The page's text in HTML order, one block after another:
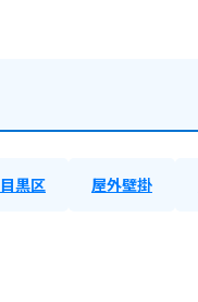
目黒区 屋外壁掛